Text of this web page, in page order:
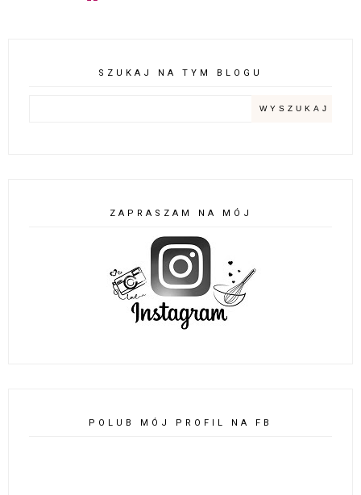
SZUKAJ NA TYM BLOGU
ZAPRASZAM NA MÓJ
POLUB MÓJ PROFIL NA FB